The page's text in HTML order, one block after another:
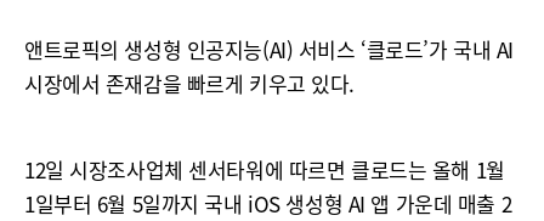
앤트로픽의 생성형 인공지능(AI) 서비스 ‘클로드’가 국내 AI
시장에서 존재감을 빠르게 키우고 있다.
12일 시장조사업체 센서타워에 따르면 클로드는 올해 1월
1일부터 6월 5일까지 국내 iOS 생성형 AI 앱 가운데 매출 2